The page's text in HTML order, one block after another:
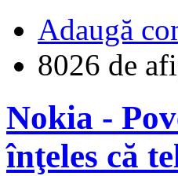
Adaugă
8026 de
Nokia -
înţeles că